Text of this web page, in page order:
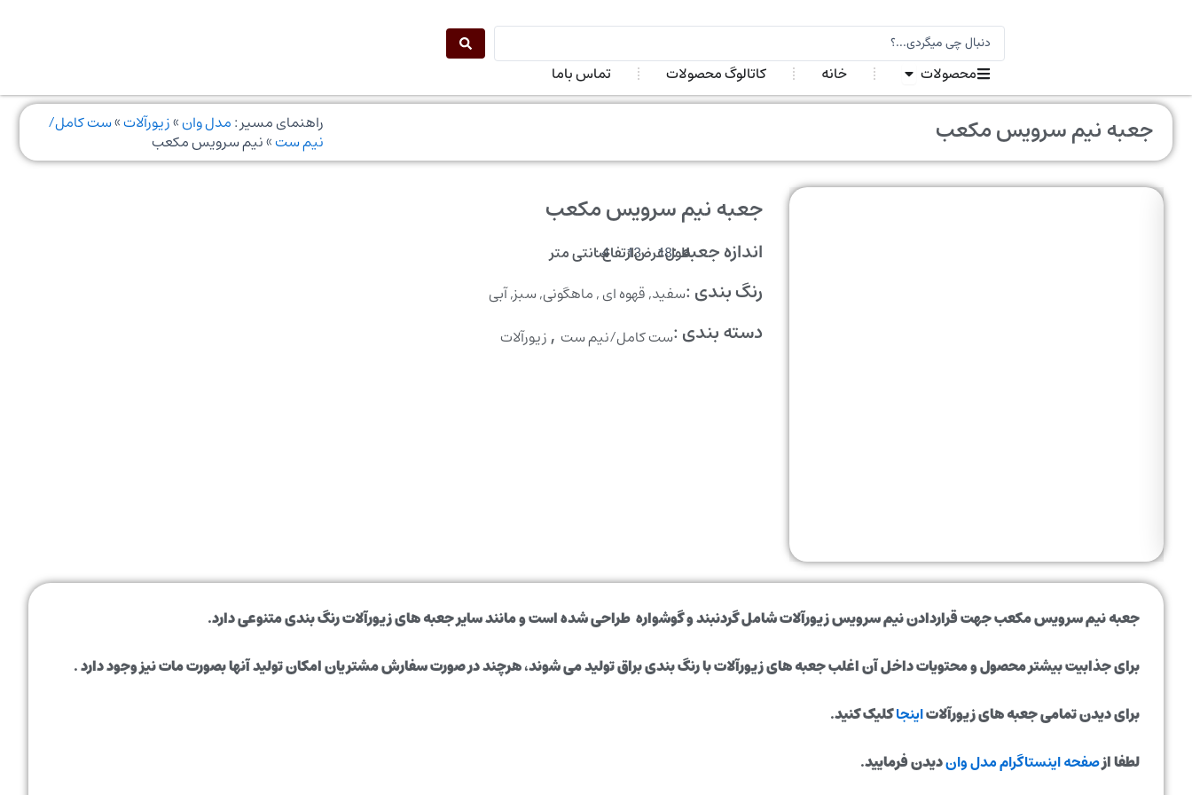
جستجو
محصولاتباز کردن در محصولات
خانه کاتالوگ محصولات تماس باما
جعبه نیم سرویس مکعب راهنمای مسیر :مدل وان»زیورآلات»ست کامل/
نیم ست»نیم سرویس مکعب
جعبه نیم سرویس مکعب
18
13
4 طول :عرض :ارتفاع :سانتی متر اندازه جعبه :
سفید, قهوه ای , ماهگونی, سبز, آبیرنگ بندی :
ست کامل/نیم ست ,زیورآلات دسته بندی :
جعبه نیم سرویس مکعب جهت قراردادن نیم سرویس زیورآلات شامل گردنبند و گوشواره طراحی شده است و مانند سایر جعبه های زیورآلات رنگ بندی متنوعی دارد.
برای جذابیت بیشتر محصول و محتویات داخل آن اغلب جعبه های زیورآلات با رنگ بندی براق تولید می شوند، هرچند در صورت سفارش مشتریان امکان تولید آنها بصورت مات نیز وجود دارد .
برای دیدن تمامی جعبه های زیورآلاتاینجاکلیک کنید.
لطفا ازصفحه اینستاگرام مدل واندیدن فرمایید.